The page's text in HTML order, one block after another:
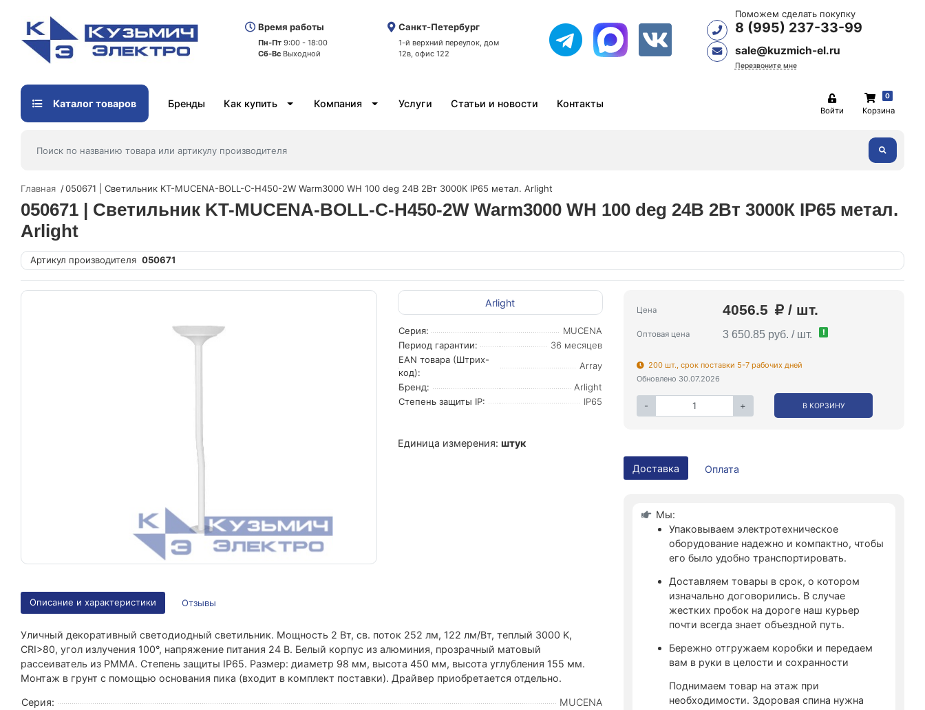
Время работы
Пн-Пт 9:00 - 18:00
Сб-Вс Выходной
Санкт-Петербург
1-й верхний переулок, дом
12в, офис 122
Поможем сделать покупку
8 (995) 237-33-99
sale@kuzmich-el.ru
Перезвоните мне
Каталог товаров Бренды Как купить Компания Услуги Статьи и новости Контакты
Войти
0
Корзина
Главная 050671 | Светильник KT-MUCENA-BOLL-C-H450-2W Warm3000 WH 100 deg 24В 2Вт 3000К IP65 метал. Arlight
050671 | Светильник KT-MUCENA-BOLL-C-H450-2W Warm3000 WH 100 deg 24В 2Вт 3000К IP65 метал.
Arlight
Артикул производителя 050671
Arlight
Серия:
MUCENA
Период гарантии:
36 месяцев
EAN товара (Штрих-
код):
Array
Бренд:
Arlight
Степень защиты IP:
IP65
Единица измерения: штук
Цена 4056.5 / шт.
Оптовая цена 3 650.85 руб. / шт. !
200 шт., срок поставки 5-7 рабочих дней
Обновлено 30.07.2026
- + В КОРЗИНУ
Доставка Оплата
Мы:
Упаковываем электротехническое
оборудование надежно и компактно, чтобы
его было удобно транспортировать.
Доставляем товары в срок, о котором
изначально договорились. В случае
жестких пробок на дороге наш курьер
почти всегда знает объездной путь.
Бережно отгружаем коробки и передаем
вам в руки в целости и сохранности
Поднимаем товар на этаж при
необходимости. Здоровая спина нужна
Описание и характеристики Отзывы
Уличный декоративный светодиодный светильник. Мощность 2 Вт, св. поток 252 лм, 122 лм/Вт, теплый 3000 K,
CRI>80, угол излучения 100°, напряжение питания 24 В. Белый корпус из алюминия, прозрачный матовый
рассеиватель из PMMA. Степень защиты IP65. Размер: диаметр 98 мм, высота 450 мм, высота углубления 155 мм.
Монтаж в грунт с помощью основания пика (входит в комплект поставки). Драйвер приобретается отдельно.
Серия:
MUCENA